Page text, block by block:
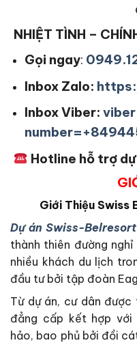
NHIỆT TÌNH –
Gọi ngay:
Inbox Zalo:
Inbox Viber:
Hotline hỗ trợ
Giới Thiệu Swiss
Dự án Swiss-
thành thiên đường
nhiều khách du lịch
đầu tư bởi tập đoàn
Từ dự án, cư dân được
đẳng cấp kết hợp với
hảo, bao phủ bởi đồi